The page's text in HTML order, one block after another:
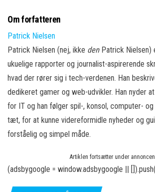
Om forfatteren
Patrick Nielsen
Patrick Nielsen (nej, ikke denPatrick Nielsen)
ukuelige rapporter og journalist-aspirerende
hvad der rører sig i tech-verdenen. Han
dedikeret gamer og web-udvikler. Han nyder
for IT og han følger spil-, konsol, computer-
tæt, for at kunne videreformidle nyheder og
forståelig og simpel måde.
Artiklen fortsætter under annoncen
(adsbygoogle = window.adsbygoogle ||